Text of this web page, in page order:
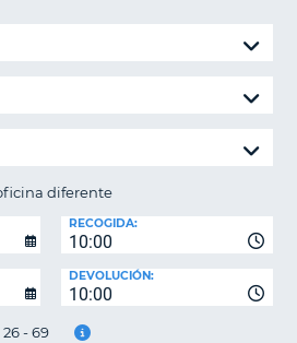
diferente
10:00
RECOGIDA:
10:00
DEVOLUCIÓN:
- 69